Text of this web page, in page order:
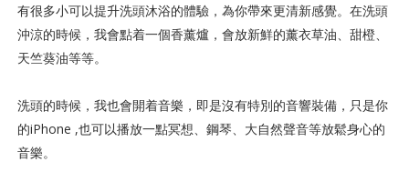
有很多小可以提升洗頭沐浴的體驗，為你帶來更清新感覺。在洗頭
沖涼的時候，我會點着一個香薰爐，會放新鮮的薰衣草油、甜橙、
天竺葵油等等。
洗頭的時候，我也會開着音樂，即是沒有特別的音響裝備，只是你
的iPhone ,也可以播放一點冥想、鋼琴、大自然聲音等放鬆身心的
音樂。